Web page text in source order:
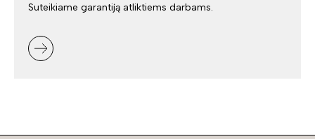
Suteikiame garantiją atliktiems darbams.